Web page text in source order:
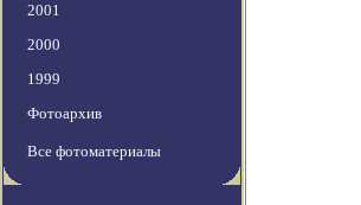
2001
2000
1999
Фотоархив
Все фотоматериалы